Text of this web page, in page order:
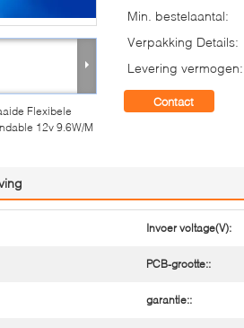
Flexibele
12v 9.6W/M
Min. bestelaantal:
Verpakking Details:
Levering vermogen:
Contact
Invoer voltage(V):
PCB-grootte::
garantie::